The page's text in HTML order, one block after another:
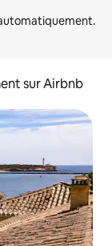
sur Airbnb